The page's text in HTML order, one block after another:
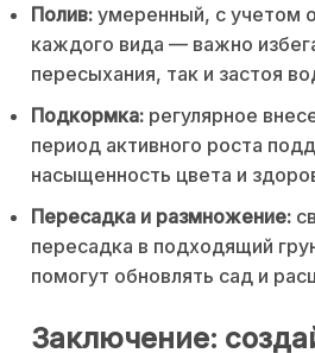
Полив: умеренный, с учетом
каждого вида — важно
пересыхания, так и застоя
Подкормка: регулярное
период активного роста
насыщенность цвета и
Пересадка и размножение:
пересадка в подходящий
помогут обновлять сад и
Заключение: